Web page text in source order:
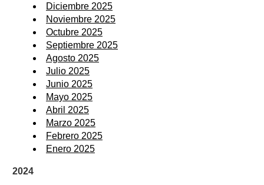
Diciembre 2025
Noviembre 2025
Octubre 2025
Septiembre 2025
Agosto 2025
Julio 2025
Junio 2025
Mayo 2025
Abril 2025
Marzo 2025
Febrero 2025
Enero 2025
2024